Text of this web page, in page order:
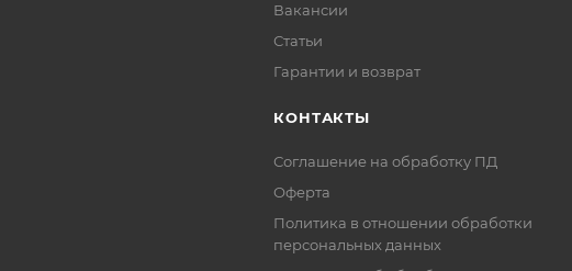
Вакансии
Статьи
Гарантии и возврат
КОНТАКТЫ
Соглашение на обработку ПД
Оферта
Политика в отношении обработки
персональных данных